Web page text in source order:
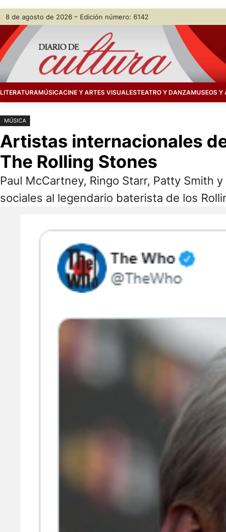
Saltar
contenido
Skip
content
8 de agosto de 2026 – Edición número: 6142
LITERATURAMÚSICACINE Y ARTES VISUALESTEATRO Y DANZAMUSEOS Y
MÚSICA
Artistas internacionales
The Rolling Stones
Paul McCartney, Ringo Starr, Patty Smith
sociales al legendario baterista de los